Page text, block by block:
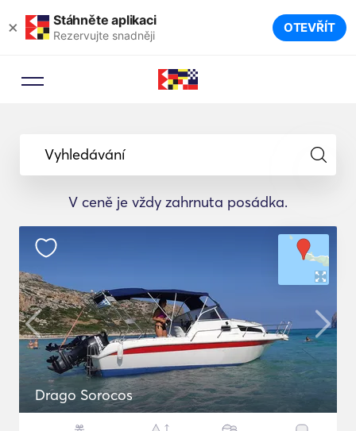
× Stáhněte aplikaci
Rezervujte snadněji OTEVŘÍT
Vyhledávání
V ceně je vždy zahrnuta posádka.
Drago Sorocos